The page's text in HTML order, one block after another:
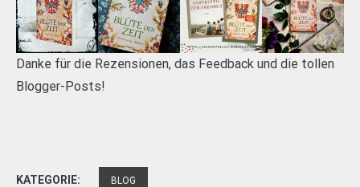
Danke für die Rezensionen, das Feedback und die tollen
Blogger-Posts!
KATEGORIE: BLOG